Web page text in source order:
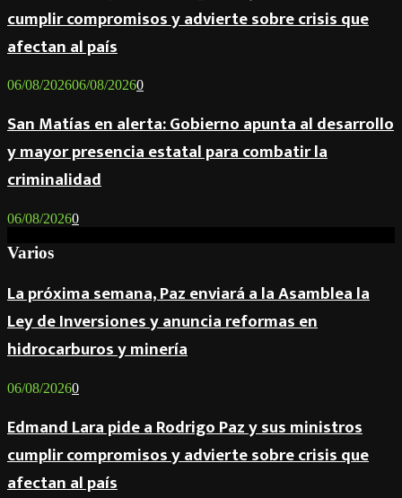
cumplir compromisos y advierte sobre crisis que
afectan al país
06/08/202606/08/20260
San Matías en alerta: Gobierno apunta al desarrollo
y mayor presencia estatal para combatir la
criminalidad
06/08/20260
Varios
La próxima semana, Paz enviará a la Asamblea la
Ley de Inversiones y anuncia reformas en
hidrocarburos y minería
06/08/20260
Edmand Lara pide a Rodrigo Paz y sus ministros
cumplir compromisos y advierte sobre crisis que
afectan al país